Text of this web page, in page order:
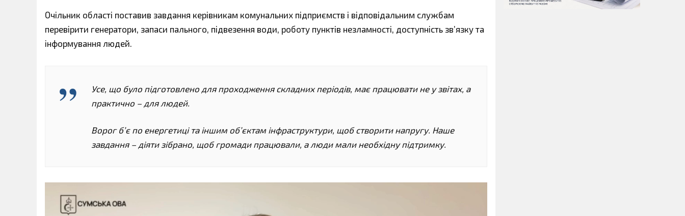
Очільник області поставив завдання керівникам комунальних підприємств і відповідальним службам
перевірити генератори, запаси пального, підвезення води, роботу пунктів незламності, доступність зв’язку та
інформування людей.
Усе, що було підготовлено для проходження складних періодів, має працювати не у звітах, а
практично – для людей.
Ворог б’є по енергетиці та іншим обʼєктам інфраструктури, щоб створити напругу. Наше
завдання – діяти зібрано, щоб громади працювали, а люди мали необхідну підтримку.